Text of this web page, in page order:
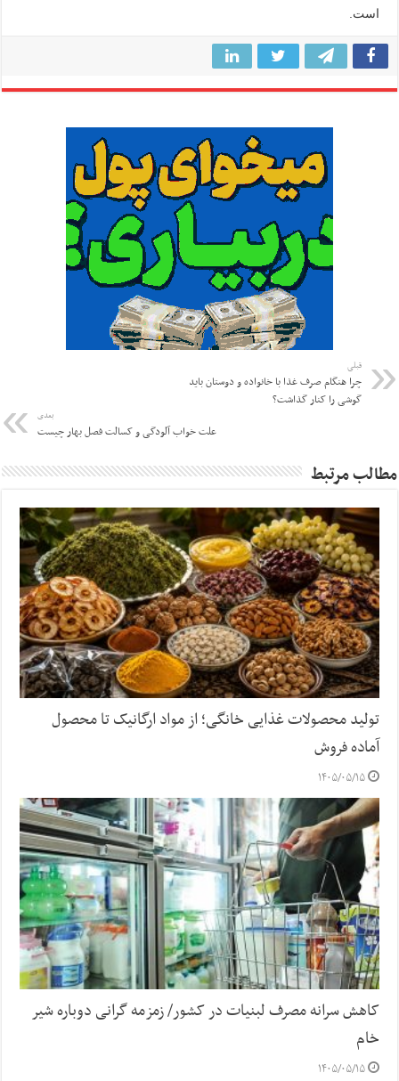
است.
قبلی
چرا هنگام صرف غذا با خانواده و دوستان باید
گوشی را کنار گذاشت؟
بعدی
علت خواب آلودگی و کسالت فصل بهار چیست
مطالب مرتبط
تولید محصولات غذایی خانگی؛ از مواد ارگانیک تا محصول
آماده فروش
۱۴۰۵/۰۵/۱۵
کاهش سرانه مصرف لبنیات در کشور/ زمزمه گرانی دوباره شیر
خام
۱۴۰۵/۰۵/۱۵